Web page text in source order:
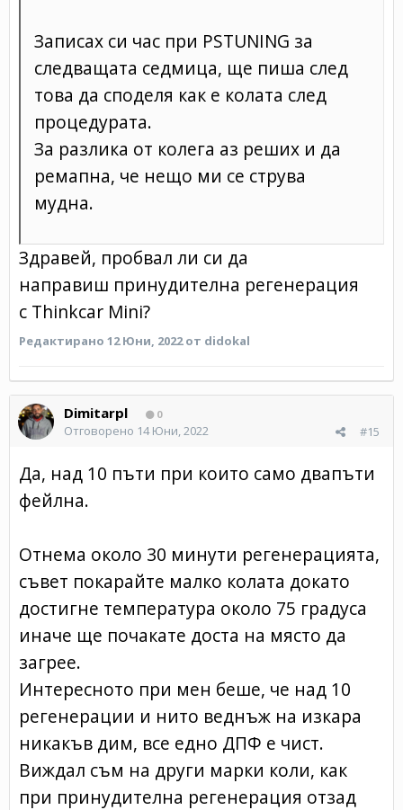
Записах си час при PSTUNING за
следващата седмица, ще пиша след
това да споделя как е колата след
процедурата.
За разлика от колега аз реших и да
ремапна, че нещо ми се струва
мудна.
Здравей, пробвал ли си да
направиш принудителна регенерация
с Thinkcar Mini?
Редактирано 12 Юни, 2022от didokal
Dimitarpl 0
#15
Отговорено 14 Юни, 2022
Да, над 10 пъти при които само двапъти
фейлна.
Отнема около 30 минути регенерацията,
съвет покарайте малко колата докато
достигне температура около 75 градуса
иначе ще почакате доста на място да
загрее.
Интересното при мен беше, че над 10
регенерации и нито веднъж на изкара
никакъв дим, все едно ДПФ е чист.
Виждал съм на други марки коли, как
при принудителна регенерация отзад